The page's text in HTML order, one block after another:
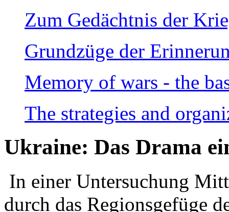
Zum Gedächtnis der
Grundzüge der
Memory of wars - the
The strategies and
Ukraine: Das Drama
In einer Untersuchung
durch das Regionsgefüge